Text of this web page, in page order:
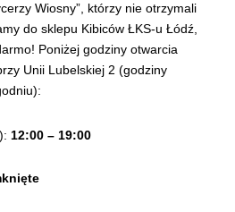
Wiosny”, którzy nie otrzymali
do sklepu Kibiców ŁKS-u Łódź,
Poniżej godziny otwarcia
Unii Lubelskiej 2 (godziny
12:00 – 19:00